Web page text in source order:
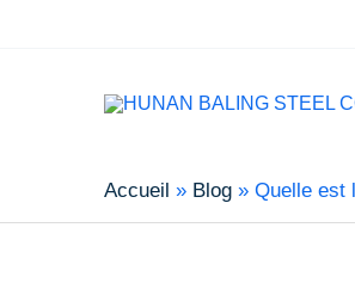
Accueil Blog Quelle est